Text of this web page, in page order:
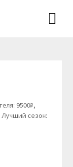
9500₽,
Лучший сезон: